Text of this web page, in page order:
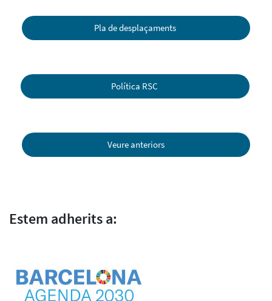
Pla de desplaçaments
Política RSC
Veure anteriors
Estem adherits a: